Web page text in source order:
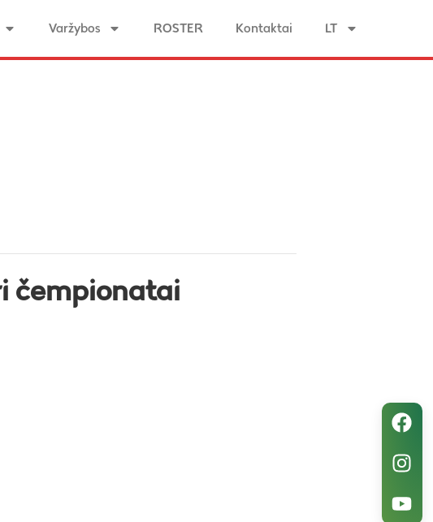
Varžybos ROSTER Kontaktai LT
čempionatai